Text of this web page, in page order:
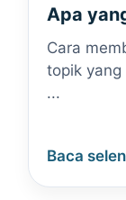
Apa
Cara
topik
...
Baca